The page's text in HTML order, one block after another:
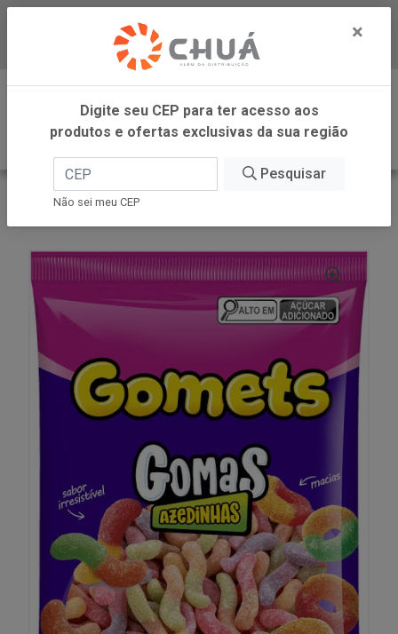
Baixe já nosso APP
0
INÍCIO
DORI - ATACADO
×
Digite seu CEP para ter acesso aos
produtos e ofertas exclusivas da sua região
Pesquisar
Não sei meu CEP